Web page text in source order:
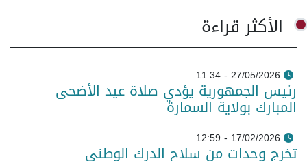
الأكثر قراءة
27/05/2026 - 11:34
رئيس الجمهورية يؤدي صلاة عيد الأضحى
المبارك بولاية السمارة
17/02/2026 - 12:59
تخرج وحدات من سلاح الدرك الوطني